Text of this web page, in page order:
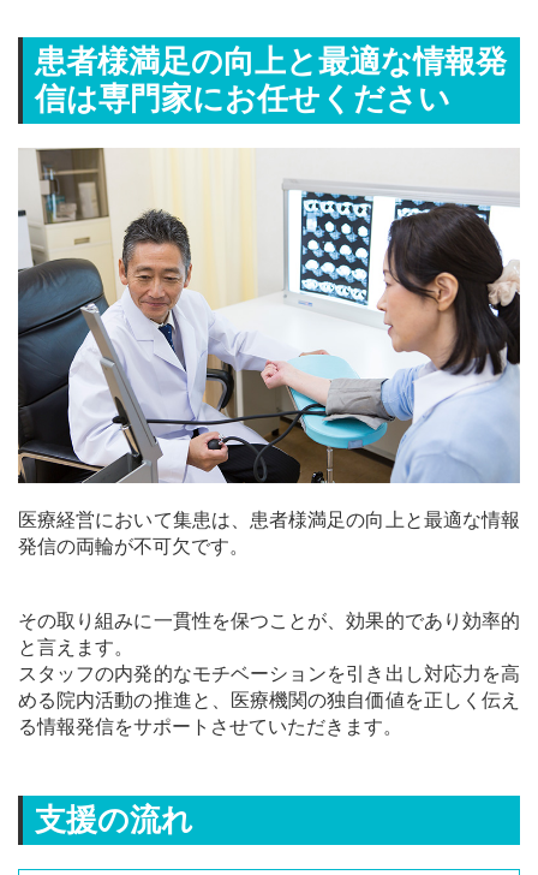
患者様満足の向上と最適な情報発
信は専門家にお任せください
医療経営において集患は、患者様満足の向上と最適な情報
発信の両輪が不可欠です。
その取り組みに一貫性を保つことが、効果的であり効率的
と言えます。
スタッフの内発的なモチベーションを引き出し対応力を高
める院内活動の推進と、医療機関の独自価値を正しく伝え
る情報発信をサポートさせていただきます。
支援の流れ